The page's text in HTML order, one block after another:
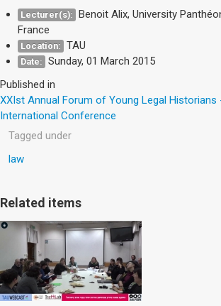
Lecturer(s): Benoit Alix, University
France
Location: TAU
Date: Sunday, 01 March 2015
Published in
XXIst Annual Forum of Young Legal
International Conference
Tagged under
law
Related items